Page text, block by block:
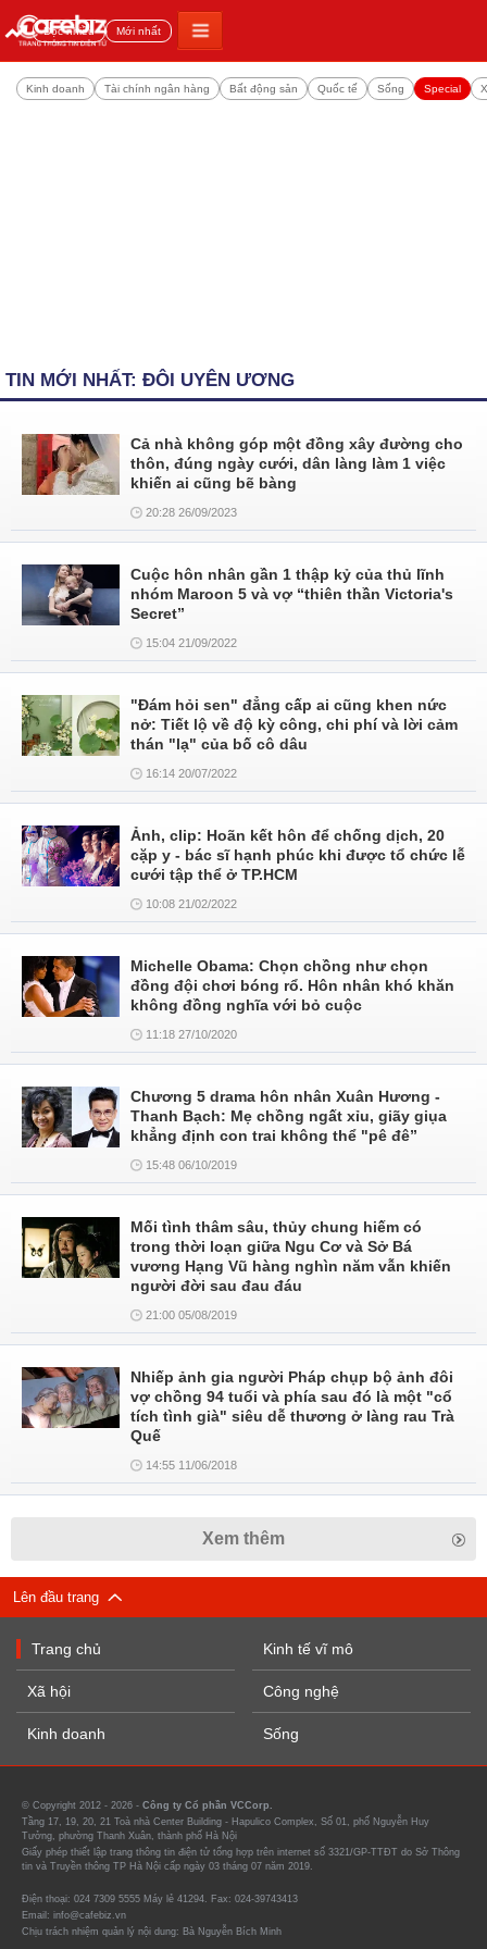
Đọc nhiều Mới nhất
Kinh doanh Tài chính ngân hàng Bất động sản Quốc tế Sống Special
TIN MỚI NHẤT: ĐÔI UYÊN ƯƠNG
Cả nhà không góp một đồng xây đường cho
thôn, đúng ngày cưới, dân làng làm 1 việc
khiến ai cũng bẽ bàng
20:28 26/09/2023
Cuộc hôn nhân gần 1 thập kỷ của thủ lĩnh
nhóm Maroon 5 và vợ “thiên thần Victoria's
Secret”
15:04 21/09/2022
"Đám hỏi sen" đẳng cấp ai cũng khen nức
nở: Tiết lộ về độ kỳ công, chi phí và lời cảm
thán "lạ" của bố cô dâu
16:14 20/07/2022
Ảnh, clip: Hoãn kết hôn để chống dịch, 20
cặp y - bác sĩ hạnh phúc khi được tổ chức lễ
cưới tập thể ở TP.HCM
10:08 21/02/2022
Michelle Obama: Chọn chồng như chọn
đồng đội chơi bóng rổ. Hôn nhân khó khăn
không đồng nghĩa với bỏ cuộc
11:18 27/10/2020
Chương 5 drama hôn nhân Xuân Hương -
Thanh Bạch: Mẹ chồng ngất xỉu, giãy giụa
khẳng định con trai không thể "pê đê”
15:48 06/10/2019
Mối tình thâm sâu, thủy chung hiếm có
trong thời loạn giữa Ngu Cơ và Sở Bá
vương Hạng Vũ hàng nghìn năm vẫn khiến
người đời sau đau đáu
21:00 05/08/2019
Nhiếp ảnh gia người Pháp chụp bộ ảnh đôi
vợ chồng 94 tuổi và phía sau đó là một "cổ
tích tình già" siêu dễ thương ở làng rau Trà
Quế
14:55 11/06/2018
Xem thêm
Lên đầu trang
Trang chủ
Xã hội
Kinh doanh
Kinh tế vĩ mô
Công nghệ
Sống
© Copyright 2012 - 2026 - Công ty Cổ phần VCCorp.
Tầng 17, 19, 20, 21 Toà nhà Center Building - Hapulico Complex, Số 01, phố Nguyễn Huy
Tưởng, phường Thanh Xuân, thành phố Hà Nội
Giấy phép thiết lập trang thông tin điện tử tổng hợp trên internet số 3321/GP-TTĐT do Sở Thông
tin và Truyền thông TP Hà Nội cấp ngày 03 tháng 07 năm 2019.
Điện thoại: 024 7309 5555 Máy lẻ 41294. Fax: 024-39743413
Email: info@cafebiz.vn
Chịu trách nhiệm quản lý nội dung: Bà Nguyễn Bích Minh